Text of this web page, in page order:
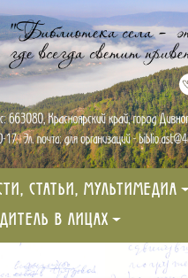
СТАТЬИ, МУЛЬТИМЕДИА
В ЛИЦАХ